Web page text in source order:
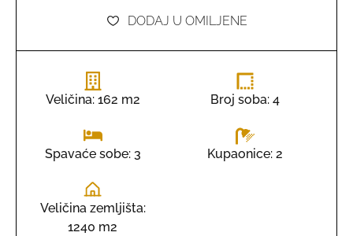
DODAJ U OMILJENE
Veličina: 162 m2 Broj soba: 4
Spavaće sobe: 3 Kupaonice: 2
Veličina zemljišta:
1240 m2